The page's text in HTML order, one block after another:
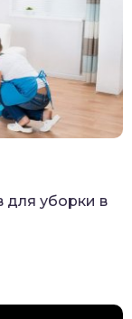
уборки в